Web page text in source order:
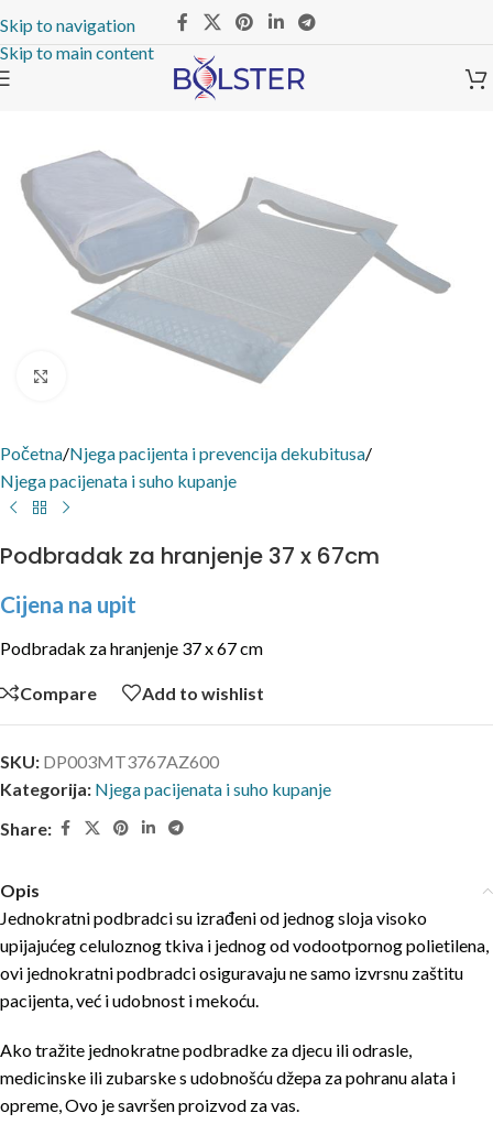
Skip to navigation
Skip to main content
Početna/Njega pacijenta i prevencija dekubitusa/
Njega pacijenata i suho kupanje
Podbradak za hranjenje 37 x 67cm
Cijena na upit
Podbradak za hranjenje 37 x 67 cm
Compare Add to wishlist
SKU: DP003MT3767AZ600
Kategorija: Njega pacijenata i suho kupanje
Share:
Opis
Jednokratni podbradci su izrađeni od jednog sloja visoko
upijajućeg celuloznog tkiva i jednog od vodootpornog polietilena,
ovi jednokratni podbradci osiguravaju ne samo izvrsnu zaštitu
pacijenta, već i udobnost i mekoću.
Ako tražite jednokratne podbradke za djecu ili odrasle,
medicinske ili zubarske s udobnošću džepa za pohranu alata i
opreme, Ovo je savršen proizvod za vas.